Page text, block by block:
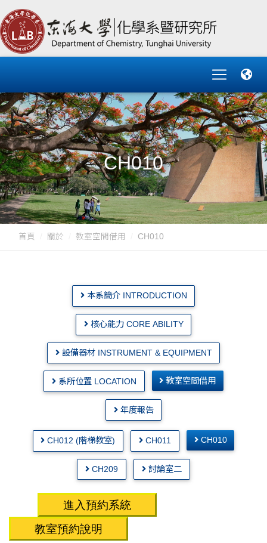
CH010
首頁 關於 教室空間借用 CH010
本系簡介 INTRODUCTION
核心能力 CORE ABILITY
設備器材 INSTRUMENT & EQUIPMENT
系所位置 LOCATION 教室空間借用
年度報告
CH012 (階梯教室) CH011 CH010
CH209 討論室二